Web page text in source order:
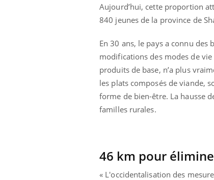
Aujourd’hui, cette proportion
840 jeunes de la province de
En 30 ans, le pays a connu
modifications des modes de
produits de base, n’a plus
les plats composés de viande,
forme de bien-être. La hausse
familles rurales.
46 km pour
« L'occidentalisation des